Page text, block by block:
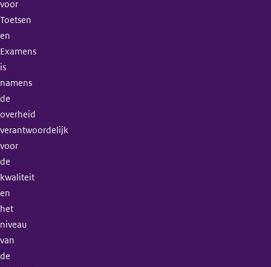
voor
Toetsen
en
Examens
is
namens
de
overheid
verantwoordelijk
voor
de
kwaliteit
en
het
niveau
van
de